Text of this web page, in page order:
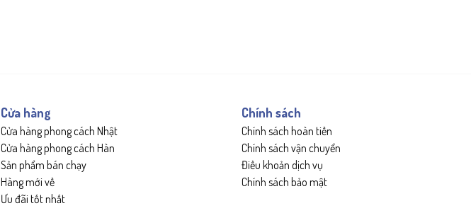
Cửa hàng
Cửa hàng phong cách Nhật
Cửa hàng phong cách Hàn
Sản phẩm bán chạy
Hàng mới về
Ưu đãi tốt nhất
Chính sách
Chính sách hoàn tiền
Chính sách vận chuyển
Điều khoản dịch vụ
Chính sách bảo mật